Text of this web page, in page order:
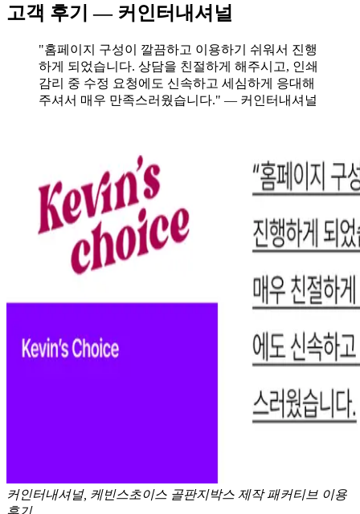
고객 후기 — 커인터내셔널
"홈페이지 구성이 깔끔하고 이용하기 쉬워서 진행
하게 되었습니다. 상담을 친절하게 해주시고, 인쇄
감리 중 수정 요청에도 신속하고 세심하게 응대해
주셔서 매우 만족스러웠습니다." — 커인터내셔널
커인터내셔널, 케빈스초이스 골판지박스 제작 패커티브 이용
후기